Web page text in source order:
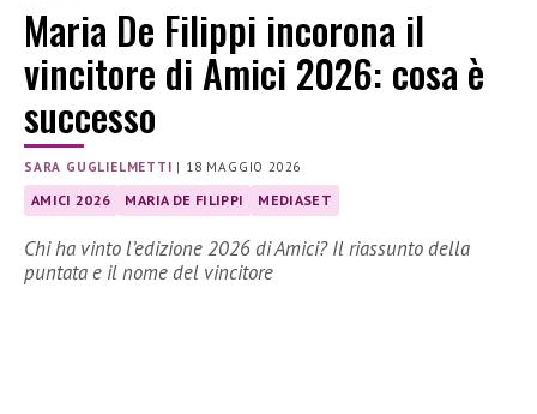
Maria De Filippi incorona il
vincitore di Amici 2026: cosa è
successo
SARA GUGLIELMETTI | 18 MAGGIO 2026
AMICI 2026 MARIA DE FILIPPI MEDIASET
Chi ha vinto l’edizione 2026 di Amici? Il riassunto della
puntata e il nome del vincitore